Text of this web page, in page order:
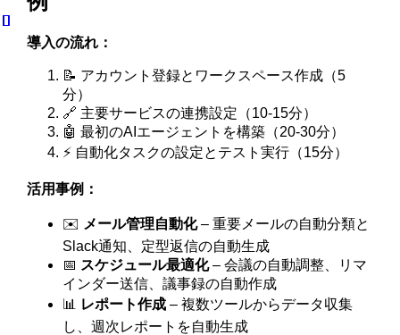
導入の流れ：
📝 アカウント登録とワークスペース作成（5
分）
🔗 主要サービスの連携設定（10-15分）
🤖 最初のAIエージェントを構築（20-30分）
⚡ 自動化タスクの設定とテスト実行（15分）
活用事例：
✉️ メール管理自動化– 重要メールの自動分類と
Slack通知、定型返信の自動生成
📅 スケジュール最適化– 会議の自動調整、リマ
インダー送信、議事録の自動作成
📊 レポート作成 – 複数ツールからデータ収集
し、週次レポートを自動生成